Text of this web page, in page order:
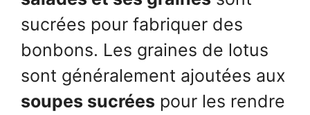
sucrées pour fabriquer des
bonbons. Les graines de lotus
sont généralement ajoutées aux
soupes sucrées pour les rendre